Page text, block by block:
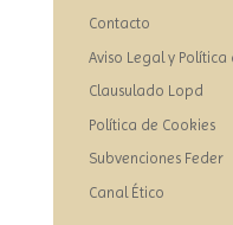
Contacto
Aviso Legal y Política
Clausulado Lopd
Política de Cookies
Subvenciones Feder
Canal Ético